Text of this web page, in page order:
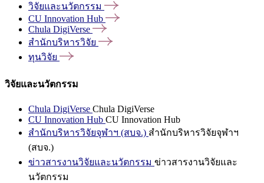
วิจัยและนวัตกรรม
CU Innovation Hub
Chula DigiVerse
สำนักบริหารวิจัย
ทุนวิจัย
วิจัยและนวัตกรรม
Chula DigiVerse Chula DigiVerse
CU Innovation Hub CU Innovation Hub
สำนักบริหารวิจัยจุฬาฯ (สบจ.) สำนักบริหารวิจัยจุฬาฯ
(สบจ.)
ข่าวสารงานวิจัยและนวัตกรรม ข่าวสารงานวิจัยและ
นวัตกรรม